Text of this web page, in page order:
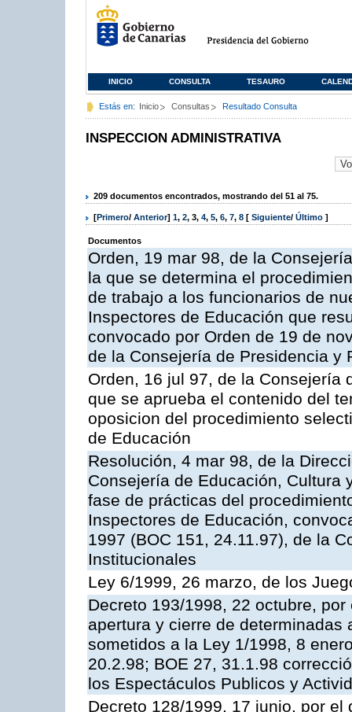
INICIO CONSULTA TESAURO
Estás en: Inicio Consultas Resultado Consulta
INSPECCION ADMINISTRATIVA
209 documentos encontrados, mostrando del 51 al 75.
[Primero/ Anterior] 1, 2, 3, 4, 5, 6, 7, 8 [ Siguiente/ Último ]
Documentos
Orden, 19 mar 98, de la
la que se determina el
de trabajo a los funcionarios de
Inspectores de Educación que
convocado por Orden de 19 de
de la Consejería de Presidencia y
Orden, 16 jul 97, de la Consejería
que se aprueba el contenido del
oposicion del procedimiento
de Educación
Resolución, 4 mar 98, de la
Consejería de Educación, Cultura
fase de prácticas del
Inspectores de Educación,
1997 (BOC 151, 24.11.97), de la
Institucionales
Ley 6/1999, 26 marzo, de los
Decreto 193/1998, 22 octubre,
apertura y cierre de
sometidos a la Ley 1/1998, 8
20.2.98; BOE 27, 31.1.98
los Espectáculos Publicos y
Decreto 128/1999, 17 junio, por